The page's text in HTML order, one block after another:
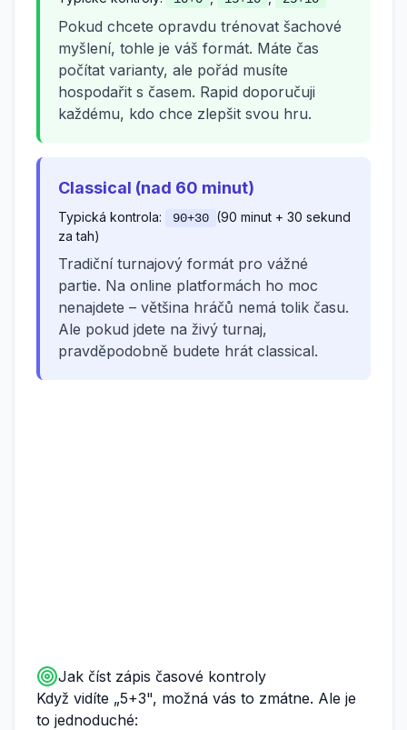
Pokud chcete opravdu trénovat šachové
myšlení, tohle je váš formát. Máte čas
počítat varianty, ale pořád musíte
hospodařit s časem. Rapid doporučuji
každému, kdo chce zlepšit svou hru.
Classical (nad 60 minut)
Typická kontrola: 90+30 (90 minut + 30 sekund
za tah)
Tradiční turnajový formát pro vážné
partie. Na online platformách ho moc
nenajdete – většina hráčů nemá tolik času.
Ale pokud jdete na živý turnaj,
pravděpodobně budete hrát classical.
Jak číst zápis časové kontroly
Když vidíte „5+3", možná vás to zmátne. Ale je
to jednoduché: